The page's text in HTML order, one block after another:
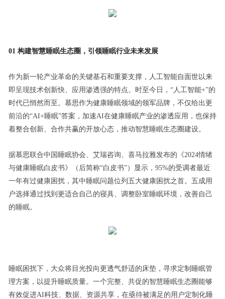
01 构建智慧睡眠生态圈，引领睡眠行业未来发展
作为新一轮产业革命的关键基石和重要支撑，人工智能自面世以来
即呈现技术创新快、应用渗透强的特点。时至今日，“人工智能+”的
时代已悄然而至。慕思作为健康睡眠领域的领军品牌，不仅给出更
前沿的“AI+睡眠”答案，加速AI在健康睡眠产业的渗透应用，也保持
着整合创新、合作共赢的开放心态，推动智慧睡眠生态圈建设。
据慕思联合中国睡眠协会、艾瑞咨询、喜马拉雅发布的《2024情绪
与健康睡眠白皮书》（后简称“白皮书”）显示，95%的受调者最近
一年有过健康困扰，其中睡眠问题位列五大健康困扰之首。五成用
户选择通过找到更适合自己的寝具、调整卧室睡眠环境，改善自己
的睡眠。
睡眠困扰下，大众将目光投向更透气舒适的床垫，寻求定制睡眠管
理方案，以提升睡眠质量。一个完整、共促的智慧睡眠生态圈能够
有效促进AI科技、数据、资源共享，在亟待被满足的用户定制化睡